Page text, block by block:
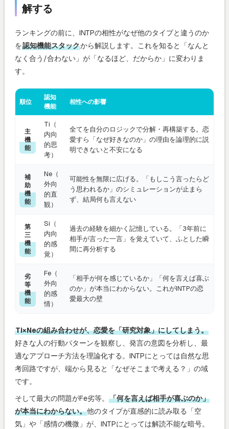
解する
ランキングの前に、INTPの相性がなぜ他のタイプと違うのか
を認知機能スタックから解説します。これを知ると「なんと
なく合う/合わない」が「なるほど、だからか」に変わりま
す。
順位
認知
機能
相性への影響
主
機
能
Ti（
内向
的思
考）
全てを自分のロジックで分解・再構築する。恋
愛すら「なぜ好きなのか」の理由を論理的に説
明できないと不安になる
補
助
機
能
Ne（
外向
的直
観）
可能性を無限に広げる。「もしこう言ったらど
う思われるか」のシミュレーションが止まら
ず、結局何も言えない
第
三
機
能
Si（
内向
的感
覚）
過去の経験を細かく記憶している。「3年前に
相手が言った一言」を覚えていて、ふとした瞬
間に再分析する
劣
等
機
能
Fe（
外向
的感
情）
「相手が何を感じているか」「何を言えば喜ぶ
のか」が本当にわからない。これがINTPの恋
愛最大の壁
Ti×Neの組み合わせが、恋愛を「研究対象」にしてしまう。
好きな人の行動パターンを観察し、発言の意図を分析し、最
適なアプローチ方法を理論化する。INTPにとっては自然な思
考回路ですが、端から見ると「なぜそこまで考える？」の域
です。
そして最大の問題がFe劣等。 「何を言えば相手が喜ぶのか」
が本当にわからない。他のタイプが直感的に読み取る「空
気」や「感情の機微」が、INTPにとっては解読不能な暗号。